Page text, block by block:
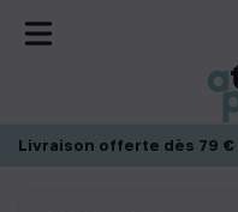
Livraison offerte dès 79 €